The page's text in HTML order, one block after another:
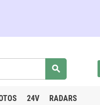
search
24V RADARS